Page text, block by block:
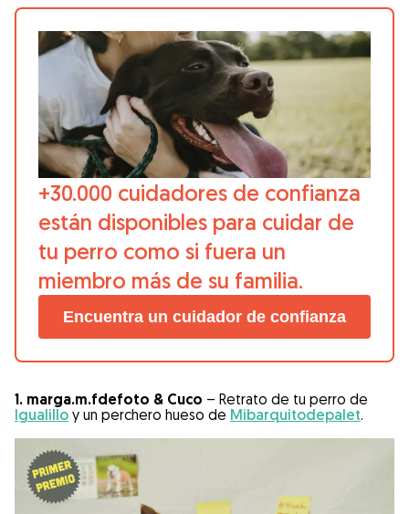
+30.000 cuidadores de confianza
están disponibles para cuidar de
tu perro como si fuera un
miembro más de su familia.
Encuentra un cuidador de confianza
1. marga.m.fdefoto & Cuco – Retrato de tu perro de
Igualillo y un perchero hueso de Mibarquitodepalet.